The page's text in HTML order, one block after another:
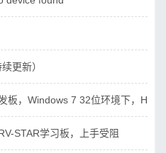
更新）
板，Windows 7 32位环境下，
STAR学习板，上手受阻